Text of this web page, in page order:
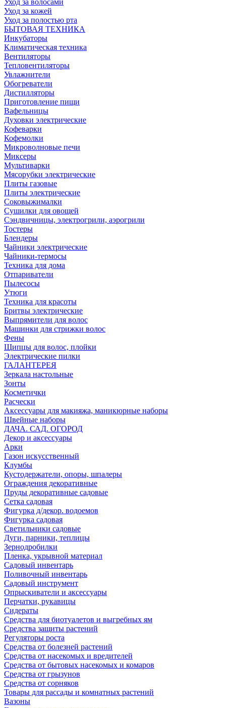
Уход за волосами
Уход за кожей
Уход за полостью рта
БЫТОВАЯ ТЕХНИКА
Инкубаторы
Климатическая техника
Вентиляторы
Тепловентиляторы
Увлажнители
Обогреватели
Дистилляторы
Приготовление пищи
Вафельницы
Духовки электрические
Кофеварки
Кофемолки
Микроволновые печи
Миксеры
Мультиварки
Мясорубки электрические
Плиты газовые
Плиты электрические
Соковыжималки
Сушилки для овощей
Сэндвичницы, электрогрили, аэрогрили
Тостеры
Блендеры
Чайники электрические
Чайники-термосы
Техника для дома
Отпариватели
Пылесосы
Утюги
Техника для красоты
Бритвы электрические
Выпрямители для волос
Машинки для стрижки волос
Фены
Щипцы для волос, плойки
Электрические пилки
ГАЛАНТЕРЕЯ
Зеркала настольные
Зонты
Косметички
Расчески
Аксессуары для макияжа, маникюрные наборы
Швейные наборы
ДАЧА. САД. ОГОРОД
Декор и аксессуары
Арки
Газон искусственный
Клумбы
Кустодержатели, опоры, шпалеры
Ограждения декоративные
Пруды декоративные садовые
Сетка садовая
Фигурка д/декор. водоемов
Фигурка садовая
Светильники садовые
Дуги, парники, теплицы
Зернодробилки
Пленка, укрывной материал
Садовый инвентарь
Поливочный инвентарь
Садовый инструмент
Опрыскиватели и аксессуары
Перчатки, рукавицы
Сидераты
Средства для биотуалетов и выгребных ям
Средства защиты растений
Регуляторы роста
Средства от болезней растений
Средства от насекомых и вредителей
Средства от бытовых насекомых и комаров
Средства от грызунов
Средства от сорняков
Товары для рассады и комнатных растений
Вазоны